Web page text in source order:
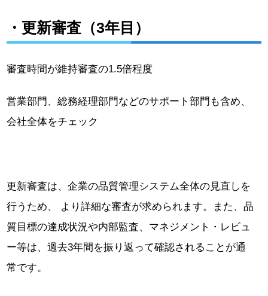
・更新審査（3年目）
審査時間が維持審査の1.5倍程度
営業部門、総務経理部門などのサポート部門も含め、
会社全体をチェック
更新審査は、企業の品質管理システム全体の見直しを
行うため、 より詳細な審査が求められます。また、品
質目標の達成状況や内部監査、マネジメント・レビュ
ー等は、過去3年間を振り返って確認されることが通
常です。